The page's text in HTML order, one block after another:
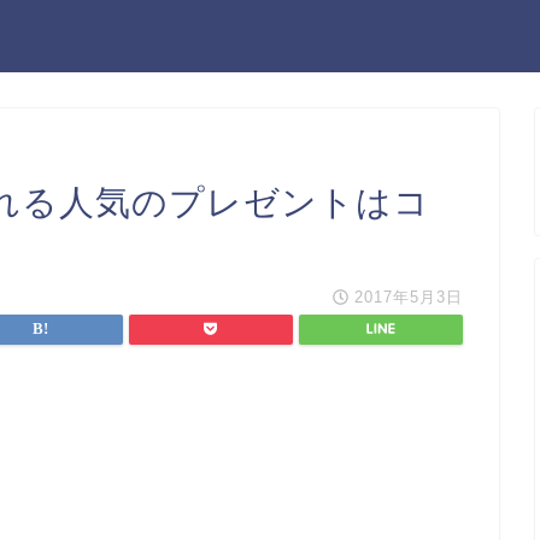
る人気のプレゼントはコ
2017年5月3日